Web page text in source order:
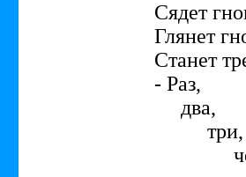
Сядет
Глянет
Станет
- Раз,
два,
три,